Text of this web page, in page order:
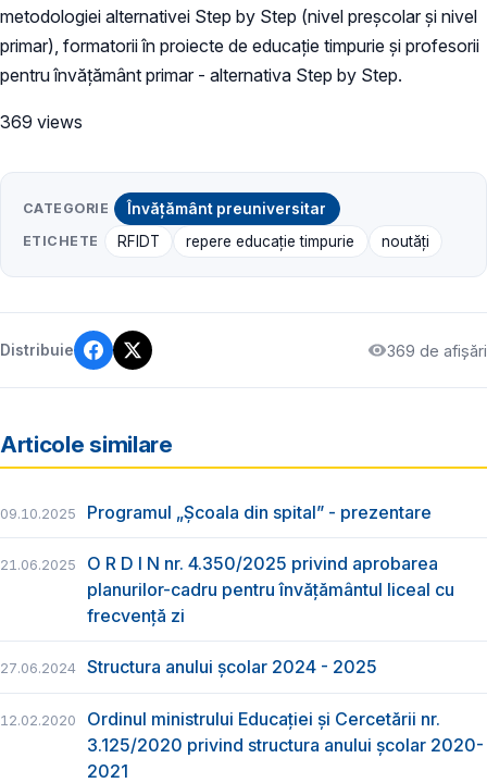
metodologiei alternativei Step by Step (nivel preșcolar și nivel
primar), formatorii în proiecte de educație timpurie și profesorii
pentru învățământ primar - alternativa Step by Step.
369 views
CATEGORIE Învățământ preuniversitar
ETICHETE RFIDT repere educație timpurie noutăți
Distribuie 369 de afișări
Articole similare
09.10.2025 Programul „Școala din spital” - prezentare
21.06.2025
O R D I N nr. 4.350/2025 privind aprobarea
planurilor-cadru pentru învățământul liceal cu
frecvență zi
27.06.2024 Structura anului școlar 2024 - 2025
12.02.2020
Ordinul ministrului Educației și Cercetării nr.
3.125/2020 privind structura anului școlar 2020-
2021